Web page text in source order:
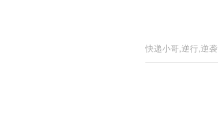
快递小哥,逆行,逆袭